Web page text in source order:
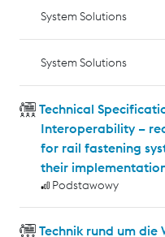
System Solutions
System Solutions
Technical
Interoperability –
for rail fastening
their
Podstawowy
Technik rund um die